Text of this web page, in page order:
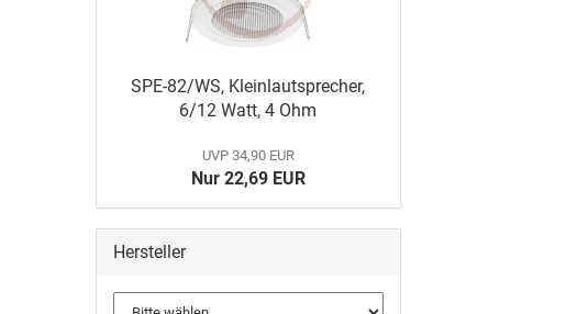
SPE-82/WS, Kleinlautsprecher,
6/12 Watt, 4 Ohm
UVP 34,90 EUR
Nur 22,69 EUR
Hersteller